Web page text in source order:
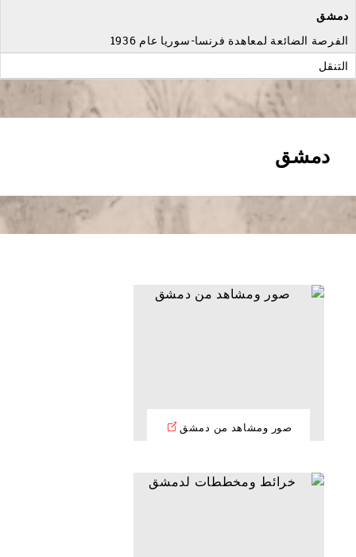
دمشق
الفرصة الضائعة لمعاهدة فرنسا-سوريا عام 1936
التنقل
دمشق
صور ومشاهد من دمشق